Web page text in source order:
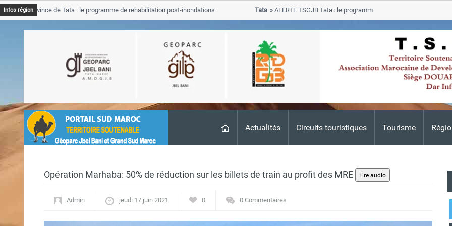
Actualités Circuits touristiques Tourisme
Infos région
Province de Tata : le programme de rehabilitation post-inondations
ALERTE TSGJB Tata : le programme de rehabilitation post-
progresse dans les zones sinistrees
Opération Marhaba: 50% de réduction sur les billets de train au profit des MRE
Admin jeudi 17 juin 2021 0 0 Commentaires